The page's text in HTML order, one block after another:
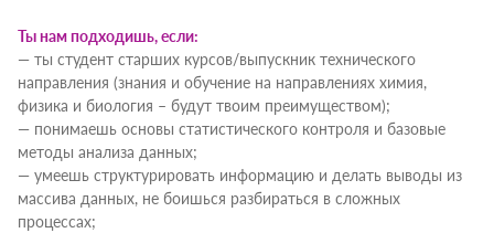
Ты нам подходишь, если:
— ты студент старших курсов/выпускник технического
направления (знания и обучение на направлениях химия,
физика и биология – будут твоим преимуществом);
— понимаешь основы статистического контроля и базовые
методы анализа данных;
— умеешь структурировать информацию и делать выводы из
массива данных, не боишься разбираться в сложных
процессах;